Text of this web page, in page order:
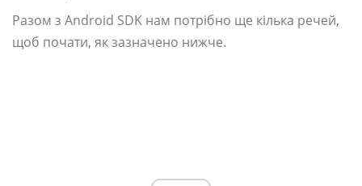
Разом з Android SDK нам потрібно ще кілька речей,
щоб почати, як зазначено нижче.